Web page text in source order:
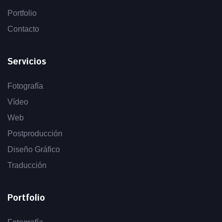
Portfolio
Contacto
Servicios
Fotografía
Vídeo
Web
Postproducción
Diseño Gráfico
Traducción
Portfolio